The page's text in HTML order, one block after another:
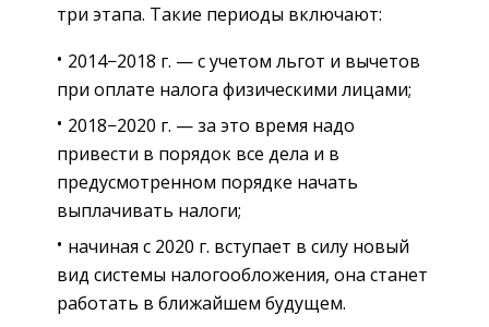
три этапа. Такие периоды включают:
2014−2018 г. — с учетом льгот и вычетов
при оплате налога физическими лицами;
2018−2020 г. — за это время надо
привести в порядок все дела и в
предусмотренном порядке начать
выплачивать налоги;
начиная с 2020 г. вступает в силу новый
вид системы налогообложения, она станет
работать в ближайшем будущем.